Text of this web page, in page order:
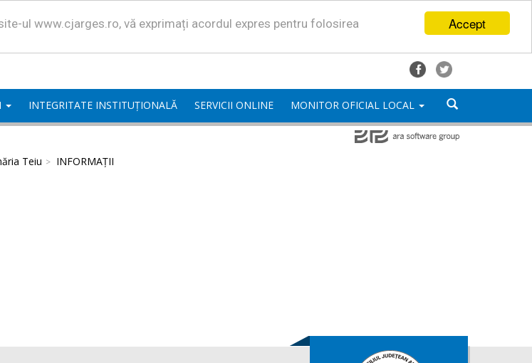
Accept
ul www.cjarges.ro, vă exprimați acordul expres pentru folosirea
INTEGRITATE INSTITUȚIONALĂ SERVICII ONLINE MONITOR OFICIAL LOCAL
Teiu INFORMAȚII